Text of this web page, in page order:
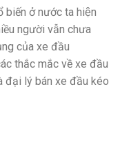
biến ở nước ta hiện
người vẫn chưa
của xe đầu
thắc mắc về xe đầu
đại lý bán xe đầu kéo